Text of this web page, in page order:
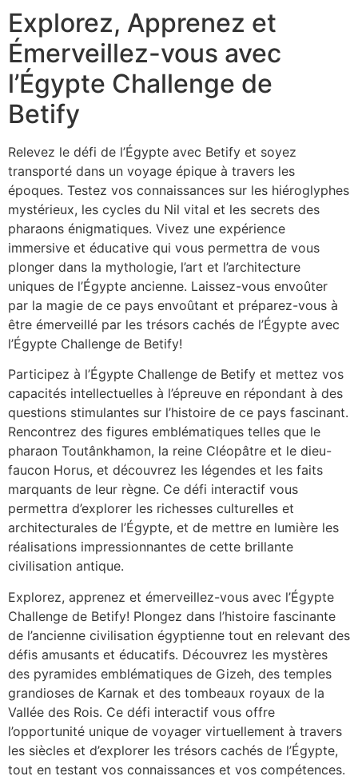
Explorez, Apprenez et
Émerveillez-vous avec
l’Égypte Challenge de
Betify
Relevez le défi de l’Égypte avec Betify et soyez
transporté dans un voyage épique à travers les
époques. Testez vos connaissances sur les hiéroglyphes
mystérieux, les cycles du Nil vital et les secrets des
pharaons énigmatiques. Vivez une expérience
immersive et éducative qui vous permettra de vous
plonger dans la mythologie, l’art et l’architecture
uniques de l’Égypte ancienne. Laissez-vous envoûter
par la magie de ce pays envoûtant et préparez-vous à
être émerveillé par les trésors cachés de l’Égypte avec
l’Égypte Challenge de Betify!
Participez à l’Égypte Challenge de Betify et mettez vos
capacités intellectuelles à l’épreuve en répondant à des
questions stimulantes sur l’histoire de ce pays fascinant.
Rencontrez des figures emblématiques telles que le
pharaon Toutânkhamon, la reine Cléopâtre et le dieu-
faucon Horus, et découvrez les légendes et les faits
marquants de leur règne. Ce défi interactif vous
permettra d’explorer les richesses culturelles et
architecturales de l’Égypte, et de mettre en lumière les
réalisations impressionnantes de cette brillante
civilisation antique.
Explorez, apprenez et émerveillez-vous avec l’Égypte
Challenge de Betify! Plongez dans l’histoire fascinante
de l’ancienne civilisation égyptienne tout en relevant des
défis amusants et éducatifs. Découvrez les mystères
des pyramides emblématiques de Gizeh, des temples
grandioses de Karnak et des tombeaux royaux de la
Vallée des Rois. Ce défi interactif vous offre
l’opportunité unique de voyager virtuellement à travers
les siècles et d’explorer les trésors cachés de l’Égypte,
tout en testant vos connaissances et vos compétences.